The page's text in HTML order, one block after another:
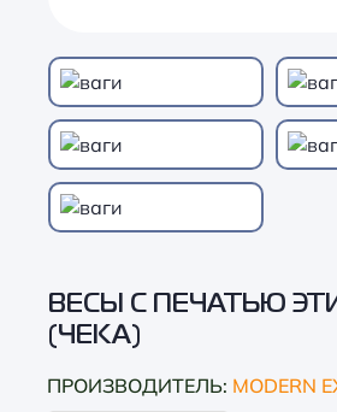
ВЕСЫ С ПЕЧАТЬЮ
(ЧЕКА)
ПРОИЗВОДИТЕЛЬ: MODERN